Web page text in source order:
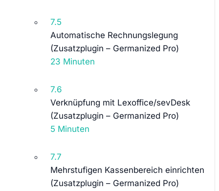
7.5
Automatische Rechnungslegung
(Zusatzplugin – Germanized Pro)
23 Minuten
7.6
Verknüpfung mit Lexoffice/sevDesk
(Zusatzplugin – Germanized Pro)
5 Minuten
7.7
Mehrstufigen Kassenbereich einrichten
(Zusatzplugin – Germanized Pro)